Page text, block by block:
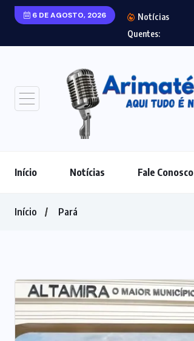
6 DE AGOSTO, 2026
Notícias
Quentes:
Início Notícias Fale Conosco
Início Pará